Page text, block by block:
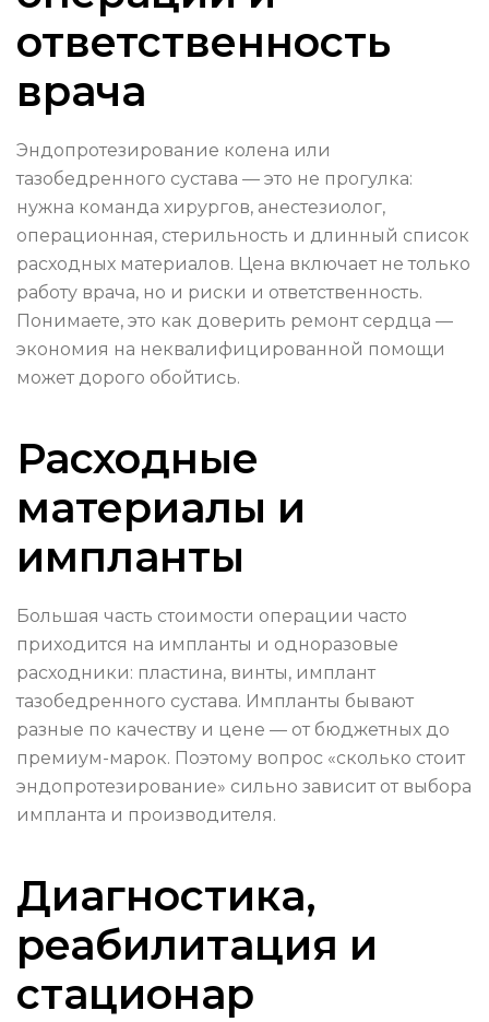
ответственность
врача
Эндопротезирование колена или
тазобедренного сустава — это не прогулка:
нужна команда хирургов, анестезиолог,
операционная, стерильность и длинный список
расходных материалов. Цена включает не только
работу врача, но и риски и ответственность.
Понимаете, это как доверить ремонт сердца —
экономия на неквалифицированной помощи
может дорого обойтись.
Расходные
материалы и
импланты
Большая часть стоимости операции часто
приходится на импланты и одноразовые
расходники: пластина, винты, имплант
тазобедренного сустава. Импланты бывают
разные по качеству и цене — от бюджетных до
премиум-марок. Поэтому вопрос «сколько стоит
эндопротезирование» сильно зависит от выбора
импланта и производителя.
Диагностика,
реабилитация и
стационар